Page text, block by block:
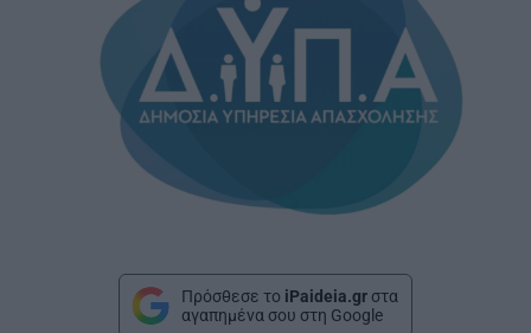
Πρόσθεσε το iPaideia.gr στα
αγαπημένα σου στη Google